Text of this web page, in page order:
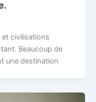
civilisations
Beaucoup de
une destination